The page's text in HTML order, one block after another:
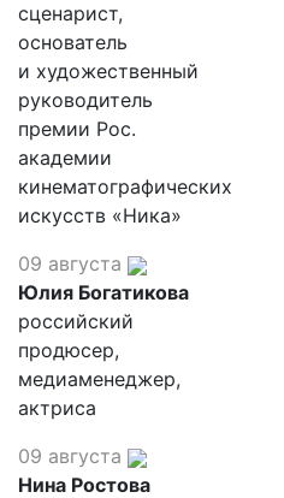
сценарист,
основатель
и художественный
руководитель
премии Рос.
академии
кинематографических
искусств «Ника»
09 августа
Юлия Богатикова
российский
продюсер,
медиаменеджер,
актриса
09 августа
Нина Ростова